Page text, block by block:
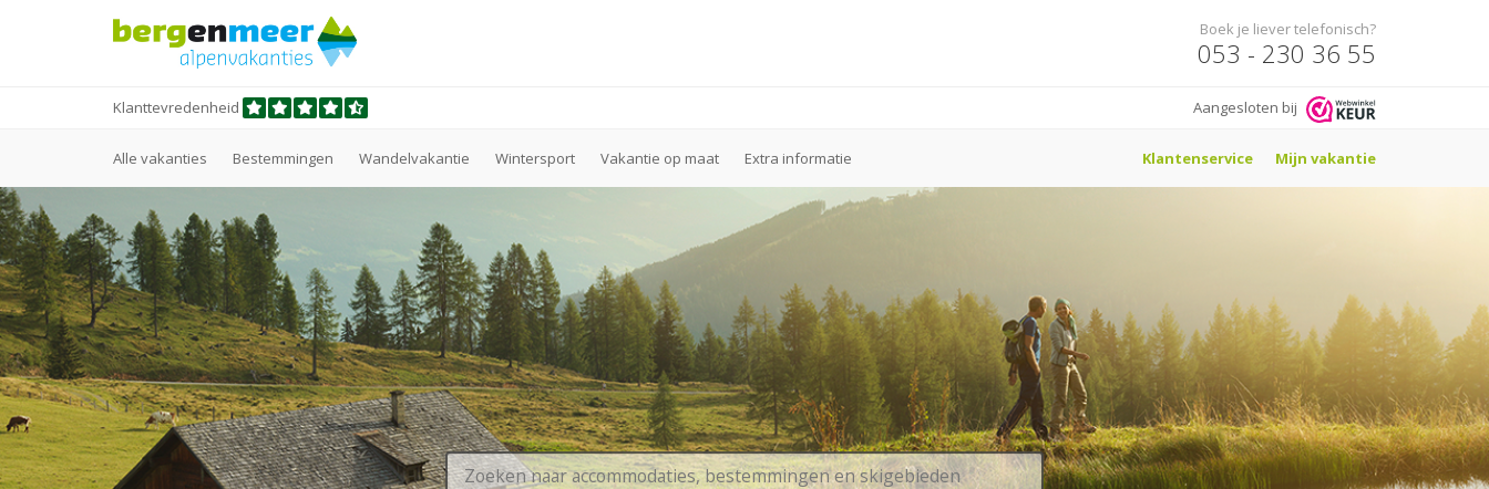
Boek je liever telefonisch?
053 - 230 36 55
Klanttevredenheid Aangesloten bij
Alle vakanties Bestemmingen Wandelvakantie Wintersport Vakantie op maat Extra informatie Klantenservice Mijn vakantie